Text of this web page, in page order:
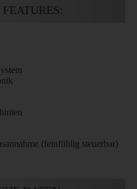
(feinfühlig steuerbar)